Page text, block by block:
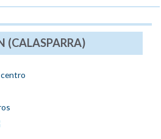
(CALASPARRA)